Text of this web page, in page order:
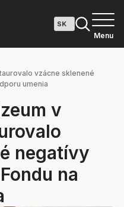
Menu
vzácne sklenené
umenia
v
negatívy
na